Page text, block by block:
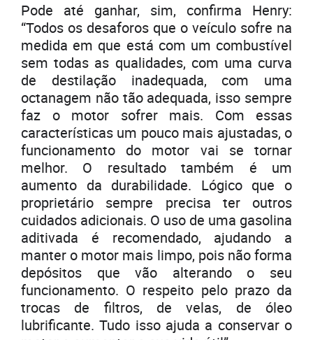
Pode até ganhar, sim, confirma Henry:
“Todos os desaforos que o veículo sofre na
medida em que está com um combustível
sem todas as qualidades, com uma curva
de destilação inadequada, com uma
octanagem não tão adequada, isso sempre
faz o motor sofrer mais. Com essas
características um pouco mais ajustadas, o
funcionamento do motor vai se tornar
melhor. O resultado também é um
aumento da durabilidade. Lógico que o
proprietário sempre precisa ter outros
cuidados adicionais. O uso de uma gasolina
aditivada é recomendado, ajudando a
manter o motor mais limpo, pois não forma
depósitos que vão alterando o seu
funcionamento. O respeito pelo prazo da
trocas de filtros, de velas, de óleo
lubrificante. Tudo isso ajuda a conservar o